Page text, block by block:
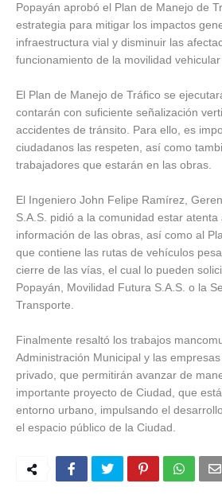
Popayán aprobó el Plan de Manejo de
estrategia para mitigar los impactos
infraestructura vial y disminuir las
funcionamiento de la movilidad vehicular
El Plan de Manejo de Tráfico se
contarán con suficiente señalización
accidentes de tránsito. Para ello, es
ciudadanos las respeten, así como
trabajadores que estarán en las obras.
El Ingeniero John Felipe Ramírez,
S.A.S. pidió a la comunidad estar
información de las obras, así como al
que contiene las rutas de vehículos
cierre de las vías, el cual lo pueden
Popayán, Movilidad Futura S.A.S. o la
Transporte.
Finalmente resaltó los trabajos
Administración Municipal y las
privado, que permitirán avanzar de
importante proyecto de Ciudad, que
entorno urbano, impulsando el
el espacio público de la Ciudad.